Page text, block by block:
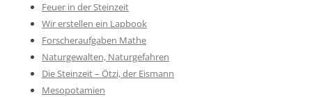
Feuer in der Steinzeit
Wir erstellen ein Lapbook
Forscheraufgaben Mathe
Naturgewalten, Naturgefahren
Die Steinzeit – Ötzi, der Eismann
Mesopotamien